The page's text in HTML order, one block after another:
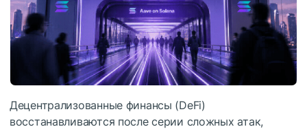
Децентрализованные финансы (DeFi)
восстанавливаются после серии сложных атак,